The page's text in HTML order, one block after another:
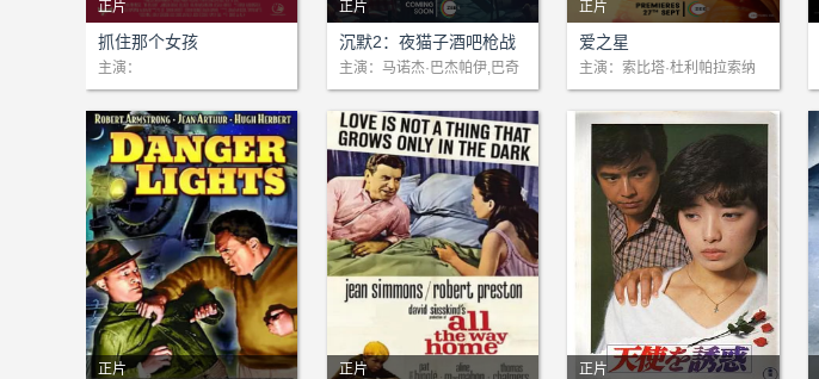
正片
剧情：传奇雇佣枪手塞巴斯蒂
安·“巴什”·丹尼（Sebastian
"Bash" Danye）卸下武器，
与他关系复杂的伴侣蕾妮（R
enee）过上了平静的退休生
活。然而，平静的生活很快被
打破：他们在自家院子里发
抓住那个女孩
主演：
正片
剧情：ACP Avinash Verma
（Manoj Bajpayee 饰）和他
的 SCU 接到警察局长的要
求，调查孟买 Night Owl 酒吧
发生的大规模枪战事件。层次
开始在更大、更深、更黑暗的
事物上剥
沉默2：夜猫子酒吧枪战
主演：马诺杰·巴杰帕伊,巴奇
德赛,帕鲁古拉提,施卢蒂·巴普
纳
正片
剧情：这是一个马拉雅拉姆女
孩和旁遮普厨师之间的爱情故
事，但双方的家庭成员却让这
段爱情变得复杂。
爱之星
主演：索比塔·杜利帕拉索纳
莉·库尔卡尼拉吉夫·悉达多
正片
正片
正片